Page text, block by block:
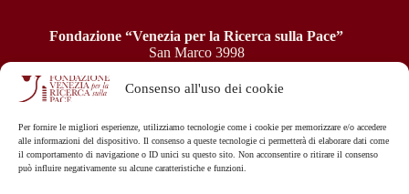
Consenso all'uso dei cookie
Per fornire le migliori esperienze, utilizziamo tecnologie come i cookie per memorizzare e/o accedere
alle informazioni del dispositivo. Il consenso a queste tecnologie ci permetterà di elaborare dati come
il comportamento di navigazione o ID unici su questo sito. Non acconsentire o ritirare il consenso
può influire negativamente su alcune caratteristiche e funzioni.
Fondazione “Venezia per la Ricerca sulla Pace”
San Marco 3998
P.IVA: 04945550277 - C.F.: 94039050276
info@veripa.org-veripa@ergopec.it